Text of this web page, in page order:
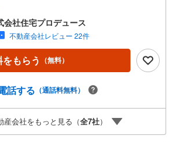
保土ケ谷区・大和市の不動産売買専門会社
件情報や当社限定の物件情報も多数ご用意！
い!! -------------- 弊社独自の住宅ローン
弊社ではファイナンシャル専門スタッフによ
金アドバイス】【ファイナンシャルプラン提
を随時行っております。意外に知らないお客
料の生命保険】【13年間もらえる、国からの
【住宅ローン返済】65歳以上から必要になる
担】住宅探しの【このタイミング】で不安
していきませんか？？ --------------
社住宅プロデュース
不動産会社レビュー 22件
をもらう （無料）
話する （通話料無料）
産会社をもっと見る（全7社）